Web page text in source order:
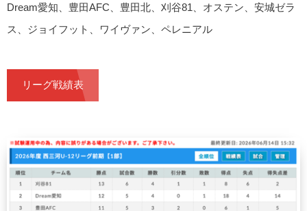
Dream愛知、豊田AFC、豊田北、刈谷81、オステン、安城ゼラ
ス、ジョイフット、ワイヴァン、ペレニアル
リーグ戦績表